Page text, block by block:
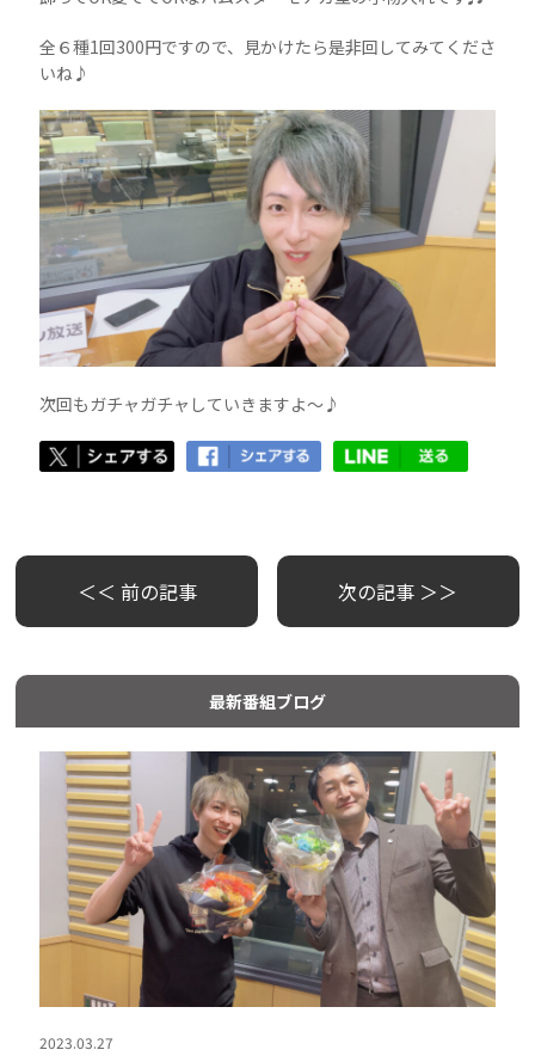
全６種1回300円ですので、見かけたら是非回してみてくださ
いね♪
次回もガチャガチャしていきますよ〜♪
＜＜ 前の記事 次の記事 ＞＞
最新番組ブログ
2023.03.27